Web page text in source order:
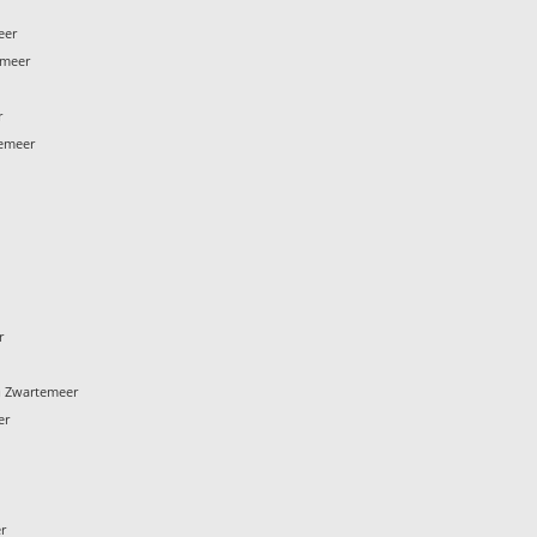
Zwartemeer